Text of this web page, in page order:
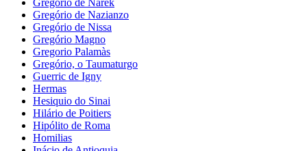
Gregório de Narek
Gregório de Nazianzo
Gregório de Nissa
Gregório Magno
Gregorio Palamàs
Gregório, o Taumaturgo
Guerric de Igny
Hermas
Hesiquio do Sinai
Hilário de Poitiers
Hipólito de Roma
Homilias